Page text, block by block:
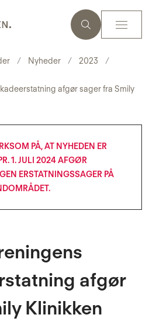
Nyheder
2023
afgør sager fra Smily
PÅ, AT NYHEDEN ER
1. JULI 2024 AFGØR
ERSTATNINGSSAGER PÅ
afgør
Klinikken